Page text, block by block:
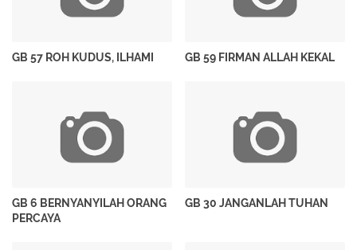
GB 57 ROH KUDUS, ILHAMI GB 59 FIRMAN ALLAH KEKAL
GB 6 BERNYANYILAH ORANG
PERCAYA
GB 30 JANGANLAH TUHAN